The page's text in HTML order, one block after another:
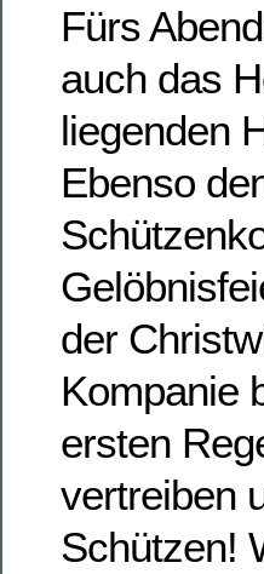
Fürs
auch das
liegenden
Ebenso
der
Kompanie
ersten
vertreiben
Schützen!